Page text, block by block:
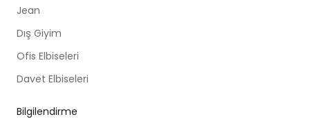
Jean
Dış Giyim
Ofis Elbiseleri
Davet Elbiseleri
Bilgilendirme